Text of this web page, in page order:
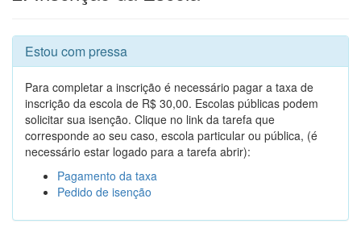
Estou com pressa
Para completar a inscrição é necessário pagar a taxa de
inscrição da escola de R$ 30,00. Escolas públicas podem
solicitar sua isenção. Clique no link da tarefa que
corresponde ao seu caso, escola particular ou pública, (é
necessário estar logado para a tarefa abrir):
Pagamento da taxa
Pedido de isenção